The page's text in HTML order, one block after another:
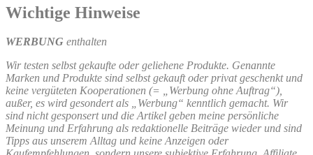
Wichtige Hinweise
WERBUNG enthalten
Wir testen selbst gekaufte oder geliehene Produkte. Genannte
Marken und Produkte sind selbst gekauft oder privat geschenkt und
keine vergüteten Kooperationen (= „Werbung ohne Auftrag“),
außer, es wird gesondert als „Werbung“ kenntlich gemacht. Wir
sind nicht gesponsert und die Artikel geben meine persönliche
Meinung und Erfahrung als redaktionelle Beiträge wieder und sind
Tipps aus unserem Alltag und keine Anzeigen oder